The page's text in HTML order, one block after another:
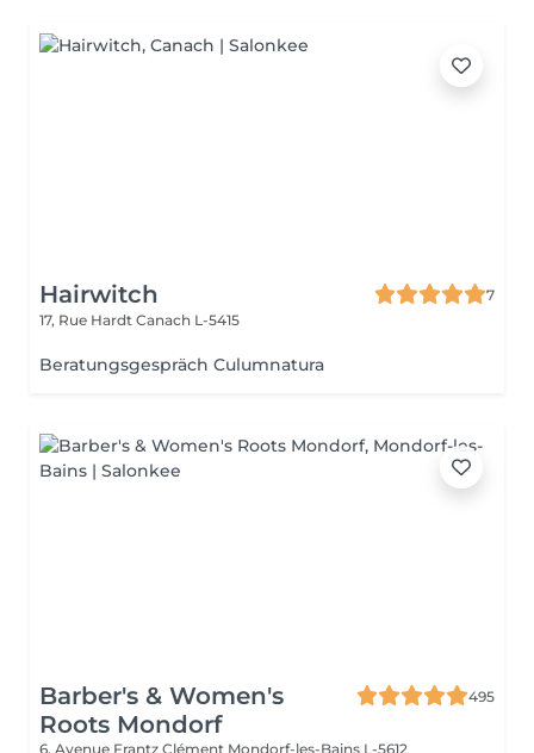
Hairwitch
7
17, Rue Hardt Canach L-5415
Beratungsgespräch Culumnatura
Barber's & Women's
Roots Mondorf
495
6, Avenue Frantz Clément Mondorf-les-Bains L-5612